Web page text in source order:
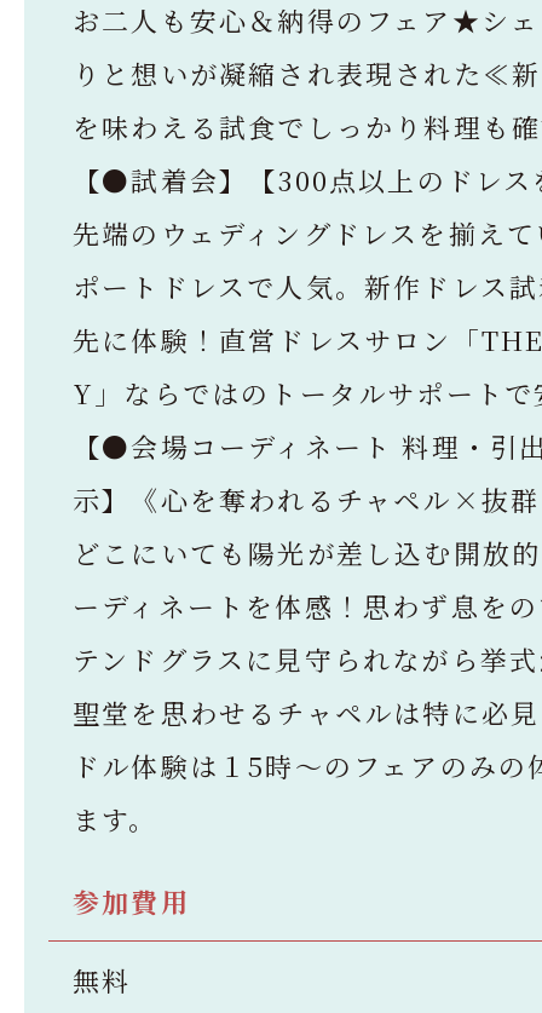
お二人も安心＆納得のフェア★シ
りと想いが凝縮され表現された≪
を味わえる試食でしっかり料理も
【●試着会】【300点以上のドレ
先端のウェディングドレスを揃え
ポートドレスで人気。新作ドレス
先に体験！直営ドレスサロン「
Y」ならではのトータルサポート
【●会場コーディネート 料理・引
示】《心を奪われるチャペル×抜
どこにいても陽光が差し込む開放
ーディネートを体感！思わず息を
テンドグラスに見守られながら挙
聖堂を思わせるチャペルは特に必
ドル体験は１5時～のフェアのみの
ます。
参加費用
無料